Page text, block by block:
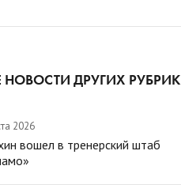
ДРУГИХ РУБРИК
2026
вошел в тренерский штаб